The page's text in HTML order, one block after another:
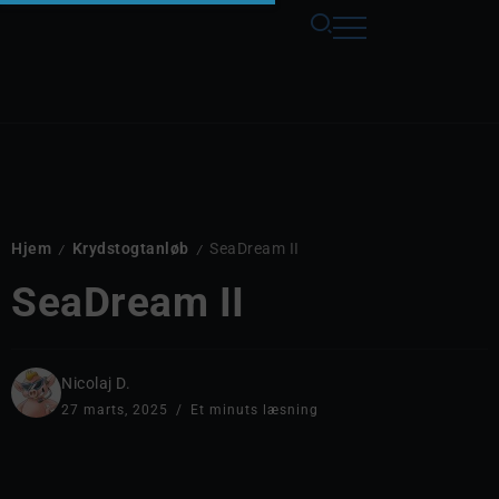
Hjem / Krydstogtanløb / SeaDream II
SeaDream II
Nicolaj D.
27 marts, 2025 Et minuts læsning